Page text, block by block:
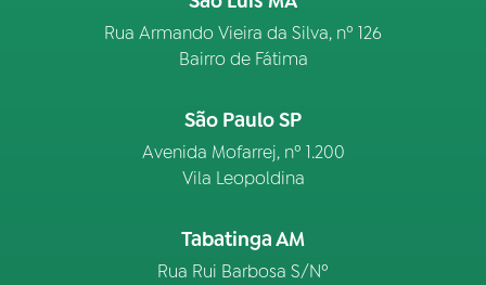
Rua Armando Vieira da Silva, nº 126
Bairro de Fátima
São Paulo SP
Avenida Mofarrej, nº 1.200
Vila Leopoldina
Tabatinga AM
Rua Rui Barbosa S/Nº